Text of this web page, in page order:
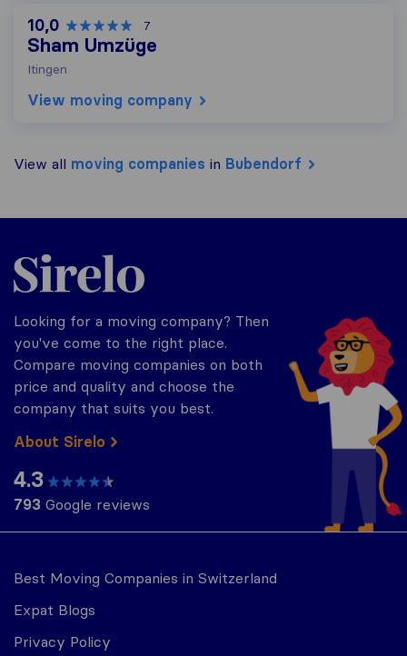
10,0 7
Sham Umzüge
Itingen
View moving company
View all moving companies in Bubendorf
Best Moving Companies in Switzerland
Expat Blogs
Privacy Policy
Sirelo.ch
Looking for a moving company? Then
you've come to the right place.
Compare moving companies on both
price and quality and choose the
company that suits you best.
About Sirelo
4.3
793 Google reviews